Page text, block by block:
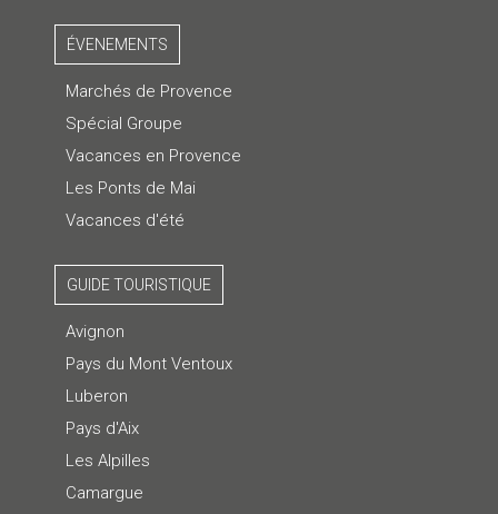
ÉVENEMENTS
Marchés de Provence
Spécial Groupe
Vacances en Provence
Les Ponts de Mai
Vacances d'été
GUIDE TOURISTIQUE
Avignon
Pays du Mont Ventoux
Luberon
Pays d'Aix
Les Alpilles
Camargue